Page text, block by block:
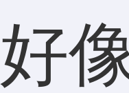
好